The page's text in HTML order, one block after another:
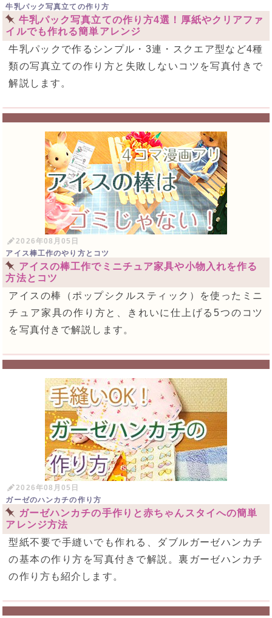
牛乳パック写真立ての作り方
牛乳パック写真立ての作り方4選！厚紙やクリアファ
イルでも作れる簡単アレンジ
牛乳パックで作るシンプル・3連・スクエア型など4種
類の写真立ての作り方と失敗しないコツを写真付きで
解説します。
2026年08月05日
アイス棒工作のやり方とコツ
アイスの棒工作でミニチュア家具や小物入れを作る
方法とコツ
アイスの棒（ポップシクルスティック）を使ったミニ
チュア家具の作り方と、きれいに仕上げる5つのコツ
を写真付きで解説します。
2026年08月05日
ガーゼのハンカチの作り方
ガーゼハンカチの手作りと赤ちゃんスタイへの簡単
アレンジ方法
型紙不要で手縫いでも作れる、ダブルガーゼハンカチ
の基本の作り方を写真付きで解説。裏ガーゼハンカチ
の作り方も紹介します。